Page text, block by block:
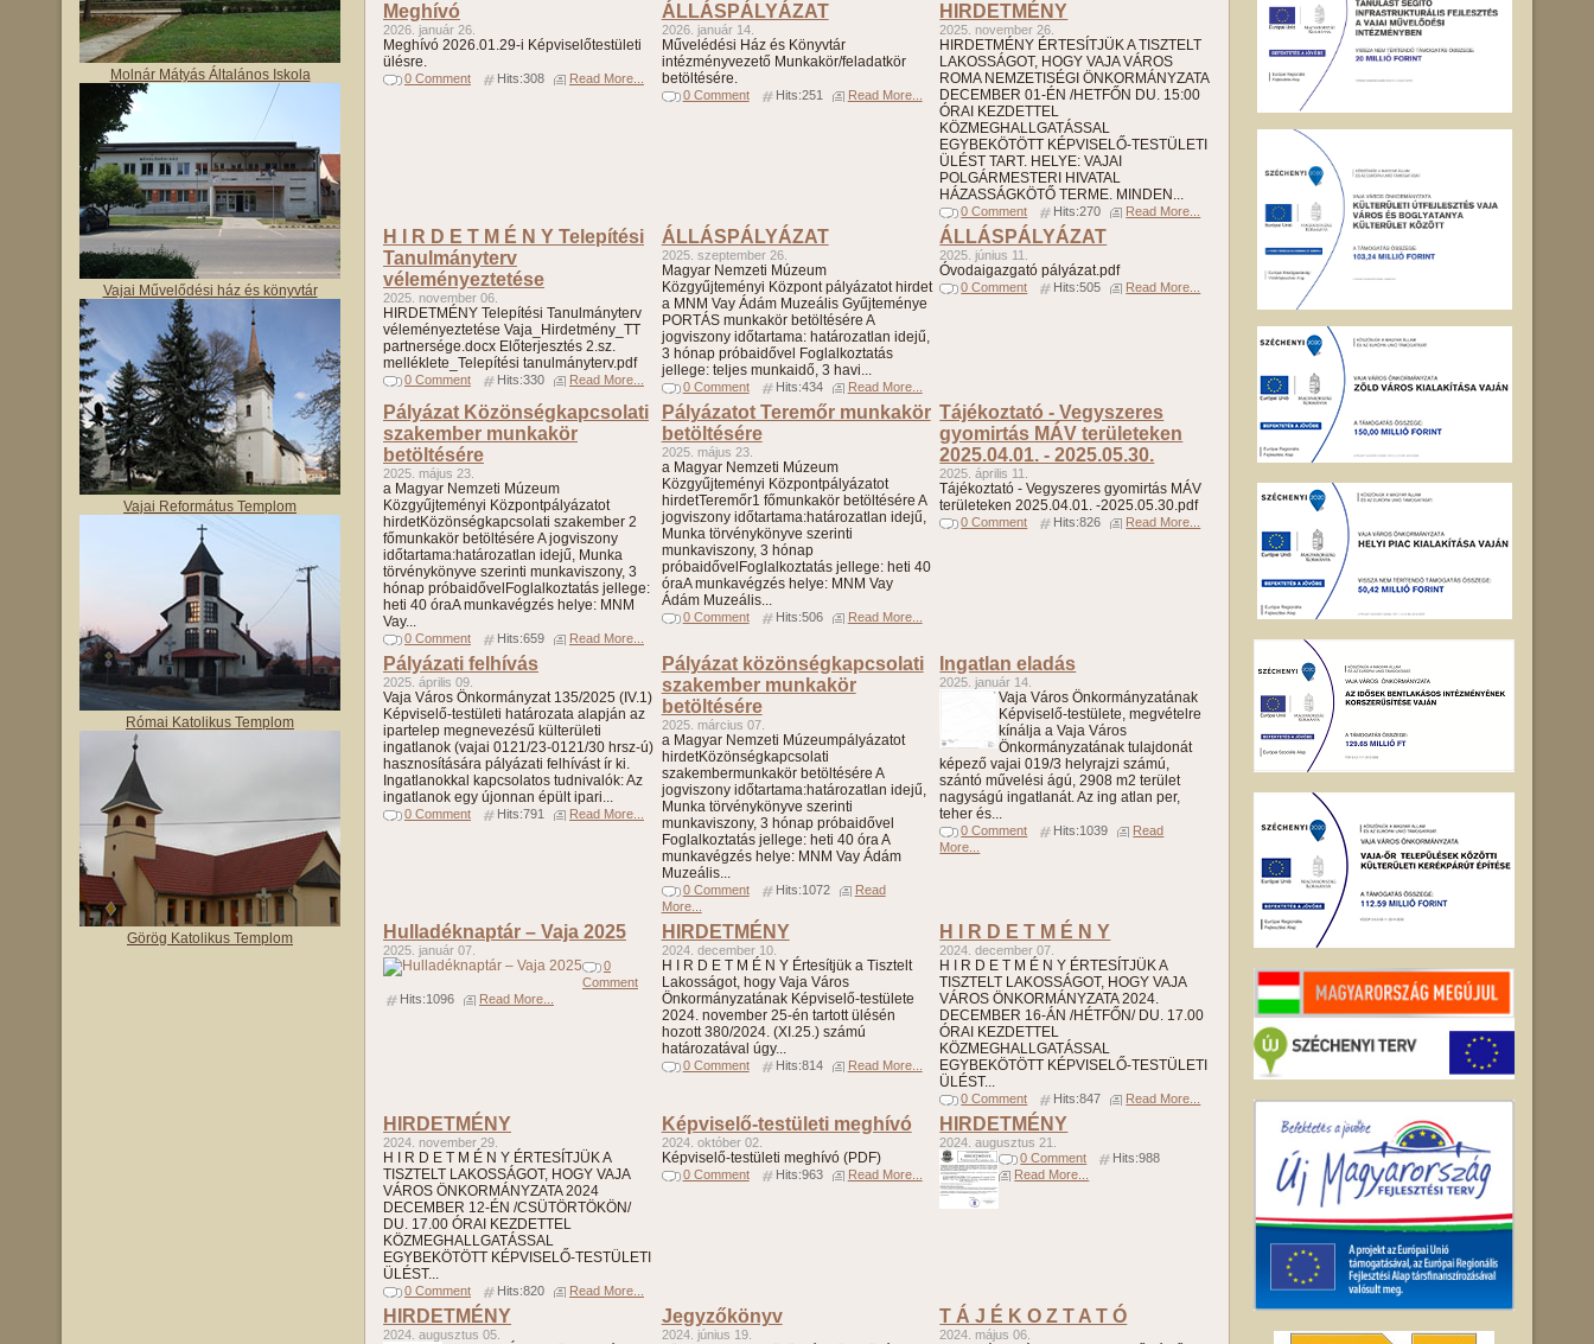
Molnár Mátyás Általános Iskola
Vajai Művelődési ház és könyvtár
Vajai Református Templom
Római Katolikus Templom
Görög Katolikus Templom
Meghívó
2026. január 26.
Meghívó 2026.01.29-i Képviselőtestületi
ülésre.
0 Comment Hits:308 Read More...
ÁLLÁSPÁLYÁZAT
2026. január 14.
Művelédési Ház és Könyvtár
intézményvezető Munkakör/feladatkör
betöltésére.
0 Comment Hits:251 Read More...
HIRDETMÉNY
2025. november 26.
HIRDETMÉNY ÉRTESÍTJÜK A TISZTELT
LAKOSSÁGOT, HOGY VAJA VÁROS
ROMA NEMZETISÉGI ÖNKORMÁNYZATA
DECEMBER 01-ÉN /HETFŐN DU. 15:00
ÓRAI KEZDETTEL
KÖZMEGHALLGATÁSSAL
EGYBEKÖTÖTT KÉPVISELŐ-TESTÜLETI
ÜLÉST TART. HELYE: VAJAI
POLGÁRMESTERI HIVATAL
HÁZASSÁGKÖTŐ TERME. MINDEN...
0 Comment Hits:270 Read More...
H I R D E T M É N Y Telepítési
Tanulmányterv
véleményeztetése
2025. november 06.
HIRDETMÉNY Telepítési Tanulmányterv
véleményeztetése Vaja_Hirdetmény_TT
partnersége.docx Előterjesztés 2.sz.
melléklete_Telepítési tanulmányterv.pdf
0 Comment Hits:330 Read More...
ÁLLÁSPÁLYÁZAT
2025. szeptember 26.
Magyar Nemzeti Múzeum
Közgyűjteményi Központ pályázatot hirdet
a MNM Vay Ádám Muzeális Gyűjteménye
PORTÁS munkakör betöltésére A
jogviszony időtartama: határozatlan idejű,
3 hónap próbaidővel Foglalkoztatás
jellege: teljes munkaidő, 3 havi...
0 Comment Hits:434 Read More...
ÁLLÁSPÁLYÁZAT
2025. június 11.
Óvodaigazgató pályázat.pdf
0 Comment Hits:505 Read More...
Pályázat Közönségkapcsolati
szakember munkakör
betöltésére
2025. május 23.
a Magyar Nemzeti Múzeum
Közgyűjteményi Központpályázatot
hirdetKözönségkapcsolati szakember 2
főmunkakör betöltésére A jogviszony
időtartama:határozatlan idejű, Munka
törvénykönyve szerinti munkaviszony, 3
hónap próbaidővelFoglalkoztatás jellege:
heti 40 óraA munkavégzés helye: MNM
Vay...
0 Comment Hits:659 Read More...
Pályázatot Teremőr munkakör
betöltésére
2025. május 23.
a Magyar Nemzeti Múzeum
Közgyűjteményi Központpályázatot
hirdetTeremőr1 főmunkakör betöltésére A
jogviszony időtartama:határozatlan idejű,
Munka törvénykönyve szerinti
munkaviszony, 3 hónap
próbaidővelFoglalkoztatás jellege: heti 40
óraA munkavégzés helye: MNM Vay
Ádám Muzeális...
0 Comment Hits:506 Read More...
Tájékoztató - Vegyszeres
gyomirtás MÁV területeken
2025.04.01. - 2025.05.30.
2025. április 11.
Tájékoztató - Vegyszeres gyomirtás MÁV
területeken 2025.04.01. -2025.05.30.pdf
0 Comment Hits:826 Read More...
Pályázati felhívás
2025. április 09.
Vaja Város Önkormányzat 135/2025 (IV.1)
Képviselő-testületi határozata alapján az
ipartelep megnevezésű külterületi
ingatlanok (vajai 0121/23-0121/30 hrsz-ú)
hasznosítására pályázati felhívást ír ki.
Ingatlanokkal kapcsolatos tudnivalók: Az
ingatlanok egy újonnan épült ipari...
0 Comment Hits:791 Read More...
Pályázat közönségkapcsolati
szakember munkakör
betöltésére
2025. március 07.
a Magyar Nemzeti Múzeumpályázatot
hirdetKözönségkapcsolati
szakembermunkakör betöltésére A
jogviszony időtartama:határozatlan idejű,
Munka törvénykönyve szerinti
munkaviszony, 3 hónap próbaidővel
Foglalkoztatás jellege: heti 40 óra A
munkavégzés helye: MNM Vay Ádám
Muzeális...
0 Comment Hits:1072
Read
More...
Ingatlan eladás
2025. január 14.
Vaja Város Önkormányzatának
Képviselő-testülete, megvételre
kínálja a Vaja Város
Önkormányzatának tulajdonát
képező vajai 019/3 helyrajzi számú,
szántó művelési ágú, 2908 m2 terület
nagyságú ingatlanát. Az ing atlan per,
teher és...
0 Comment Hits:1039
Read
More...
Hulladéknaptár – Vaja 2025
2025. január 07.
0
Comment
Hits:1096
Read More...
HIRDETMÉNY
2024. december 10.
H I R D E T M É N Y Értesítjük a Tisztelt
Lakosságot, hogy Vaja Város
Önkormányzatának Képviselő-testülete
2024. november 25-én tartott ülésén
hozott 380/2024. (XI.25.) számú
határozatával úgy...
0 Comment Hits:814 Read More...
H I R D E T M É N Y
2024. december 07.
H I R D E T M É N Y ÉRTESÍTJÜK A
TISZTELT LAKOSSÁGOT, HOGY VAJA
VÁROS ÖNKORMÁNYZATA 2024.
DECEMBER 16-ÁN /HÉTFŐN/ DU. 17.00
ÓRAI KEZDETTEL
KÖZMEGHALLGATÁSSAL
EGYBEKÖTÖTT KÉPVISELŐ-TESTÜLETI
ÜLÉST...
0 Comment Hits:847 Read More...
HIRDETMÉNY
2024. november 29.
H I R D E T M É N Y ÉRTESÍTJÜK A
TISZTELT LAKOSSÁGOT, HOGY VAJA
VÁROS ÖNKORMÁNYZATA 2024
DECEMBER 12-ÉN /CSÜTÖRTÖKÖN/
DU. 17.00 ÓRAI KEZDETTEL
KÖZMEGHALLGATÁSSAL
EGYBEKÖTÖTT KÉPVISELŐ-TESTÜLETI
ÜLÉST...
0 Comment Hits:820 Read More...
Képviselő-testületi meghívó
2024. október 02.
Képviselő-testületi meghívó (PDF)
0 Comment Hits:963 Read More...
HIRDETMÉNY
2024. augusztus 21.
0 Comment
Hits:988
Read More...
HIRDETMÉNY
2024. augusztus 05.
Jegyzőkönyv
2024. június 19.
T Á J É K O Z T A T Ó
2024. május 06.